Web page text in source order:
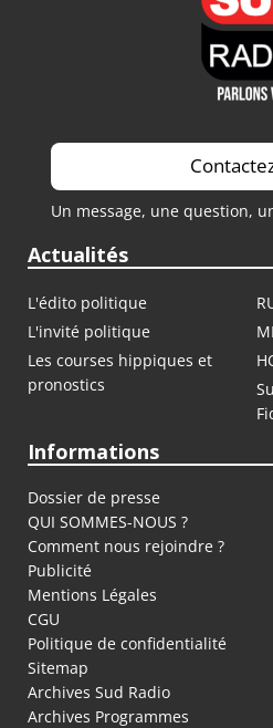
Un message, une question,
Actualités
L'édito politique
L'invité politique
Les courses hippiques et
pronostics
Informations
Dossier de presse
QUI SOMMES-NOUS ?
Comment nous rejoindre ?
Publicité
Mentions Légales
CGU
Politique de confidentialité
Sitemap
Archives Sud Radio
Archives Programmes